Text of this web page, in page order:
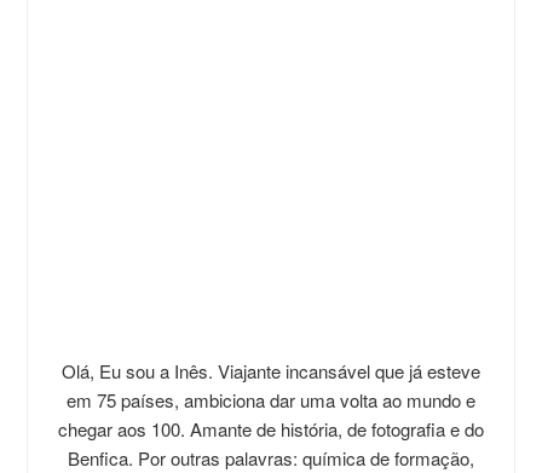
Olá, Eu sou a Inês. Viajante incansável que já esteve
em 75 países, ambiciona dar uma volta ao mundo e
chegar aos 100. Amante de história, de fotografia e do
Benfica. Por outras palavras: química de formação,